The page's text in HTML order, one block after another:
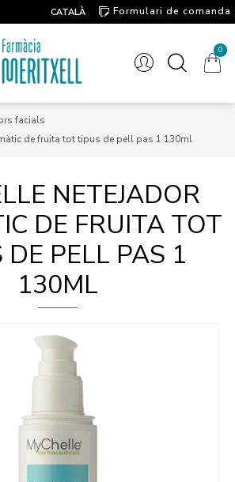
CATALÀ
Formulari de comanda
0
facials
de fruita tot tipus de pell pas 1 130ml
NETEJADOR
DE FRUITA TOT
DE PELL PAS 1
130ML